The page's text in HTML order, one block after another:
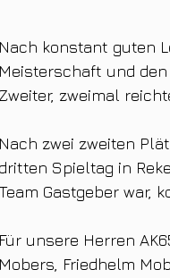
Nach konstant guten
Meisterschaft und
zweimal
Nach zwei zweiten
dritten Spieltag in
Gastgeber war,
Für unsere Herren
Mobers, Friedhelm